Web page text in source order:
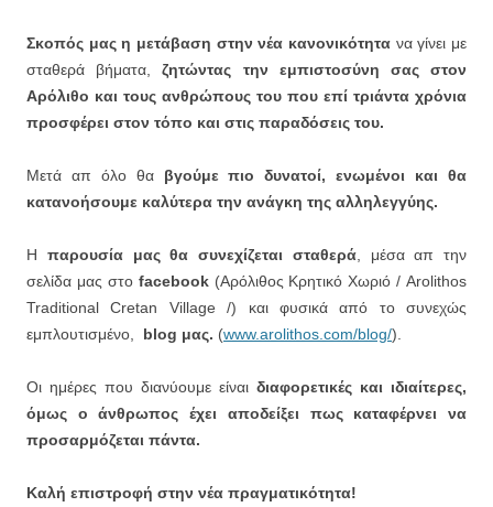
Σκοπός μας η μετάβαση στην νέα κανονικότητα να γίνει με
σταθερά βήματα,ζητώντας την εμπιστοσύνη σας στον
Αρόλιθο και τους ανθρώπους του που επί τριάντα χρόνια
προσφέρει στον τόπο και στις παραδόσεις του.
Μετά απ όλο θα βγούμε πιο δυνατοί, ενωμένοι και θα
κατανοήσουμε καλύτερα την ανάγκη της αλληλεγγύης.
Η παρουσία μας θα συνεχίζεται σταθερά, μέσα απ την
σελίδα μας στο facebook (Αρόλιθος Κρητικό Χωριό / Arolithos
Traditional Cretan Village /) και φυσικά από το συνεχώς
εμπλουτισμένο, blog μας. (www.arolithos.com/blog/).
Οι ημέρες που διανύουμε είναι διαφορετικές και ιδιαίτερες,
όμως ο άνθρωπος έχει αποδείξει πως καταφέρνει να
προσαρμόζεται πάντα.
Καλή επιστροφή στην νέα πραγματικότητα!